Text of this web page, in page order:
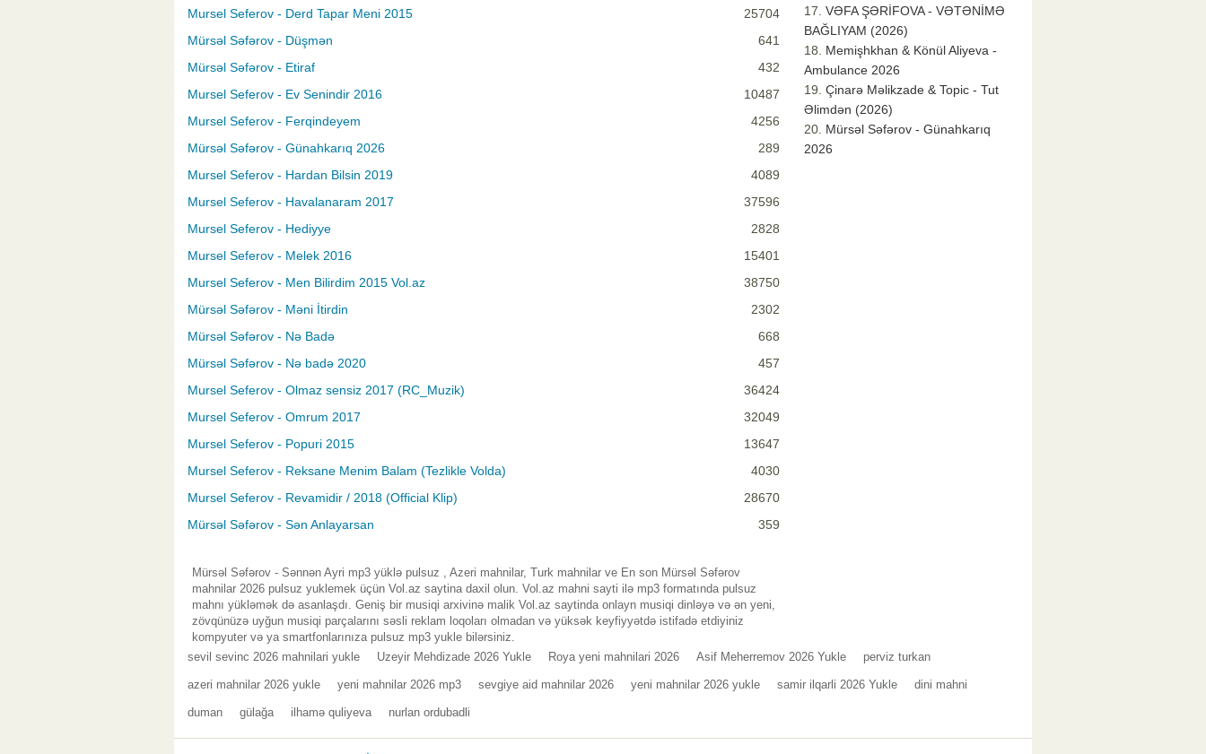
Mursel Seferov - Derd Tapar Meni 2015
25704
Mürsəl Səfərov - Düşmən
641
Mürsəl Səfərov - Etiraf
432
Mursel Seferov - Ev Senindir 2016
10487
Mursel Seferov - Ferqindeyem
4256
Mürsəl Səfərov - Günahkarıq 2026
289
Mursel Seferov - Hardan Bilsin 2019
4089
Mursel Seferov - Havalanaram 2017
37596
Mursel Seferov - Hediyye
2828
Mursel Seferov - Melek 2016
15401
Mursel Seferov - Men Bilirdim 2015 Vol.az
38750
Mürsəl Səfərov - Məni İtirdin
2302
Mürsəl Səfərov - Nə Badə
668
Mürsəl Səfərov - Nə badə 2020
457
Mursel Seferov - Olmaz sensiz 2017 (RC_Muzik)
36424
Mursel Seferov - Omrum 2017
32049
Mursel Seferov - Popuri 2015
13647
Mursel Seferov - Reksane Menim Balam (Tezlikle Volda)
4030
Mursel Seferov - Revamidir / 2018 (Official Klip)
28670
Mürsəl Səfərov - Sən Anlayarsan
359
Mürsəl Səfərov - Sənnən Ayri mp3 yüklə pulsuz , Azeri mahnilar, Turk mahnilar ve En son Mürsəl Səfərov
mahnilar 2026 pulsuz yuklemek üçün Vol.az saytina daxil olun. Vol.az mahni sayti ilə mp3 formatında pulsuz
mahnı yükləmək də asanlaşdı. Geniş bir musiqi arxivinə malik Vol.az saytinda onlayn musiqi dinləyə və ən yeni,
zövqünüzə uyğun musiqi parçalarını səsli reklam loqoları olmadan və yüksək keyfiyyətdə istifadə etdiyiniz
kompyuter və ya smartfonlarınıza pulsuz mp3 yukle bilərsiniz.
VƏFA ŞƏRİFOVA - VƏTƏNİMƏ
BAĞLIYAM (2026)
Memişhkhan & Könül Aliyeva -
Ambulance 2026
Çinarə Məlikzade & Topic - Tut
Əlimdən (2026)
Mürsəl Səfərov - Günahkarıq
2026
sevil sevinc 2026 mahnilari yukle Uzeyir Mehdizade 2026 Yukle Roya yeni mahnilari 2026 Asif Meherremov 2026 Yukle perviz turkan
azeri mahnilar 2026 yukle yeni mahnilar 2026 mp3 sevgiye aid mahnilar 2026 yeni mahnilar 2026 yukle samir ilqarli 2026 Yukle dini mahni
duman gülağa ilhamə quliyeva nurlan ordubadli